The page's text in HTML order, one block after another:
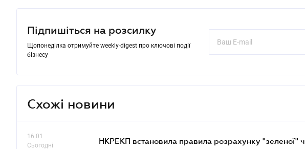
Підпишіться на розсилку
Щопонеділка отримуйте weekly-digest про ключові події
бізнесу
Схожі новини
16.01
Сьогодні
НКРЕКП встановила правила розрахунку "зеленої"